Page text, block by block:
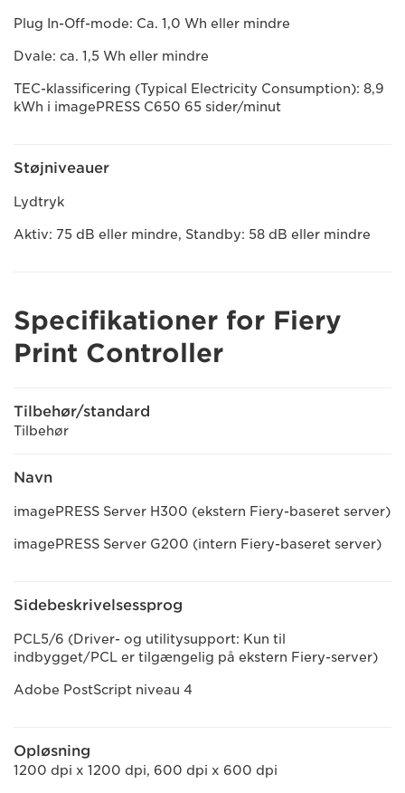
Plug In-Off-mode: Ca. 1,0 Wh eller mindre
Dvale: ca. 1,5 Wh eller mindre
TEC-klassificering (Typical Electricity Consumption): 8,9
kWh i imagePRESS C650 65 sider/minut
Støjniveauer
Lydtryk
Aktiv: 75 dB eller mindre, Standby: 58 dB eller mindre
Specifikationer for Fiery
Print Controller
Tilbehør/standard
Tilbehør
Navn
imagePRESS Server H300 (ekstern Fiery-baseret server)
imagePRESS Server G200 (intern Fiery-baseret server)
Sidebeskrivelsessprog
PCL5/6 (Driver- og utilitysupport: Kun til
indbygget/PCL er tilgængelig på ekstern Fiery-server)
Adobe PostScript niveau 4
Opløsning
1200 dpi x 1200 dpi, 600 dpi x 600 dpi